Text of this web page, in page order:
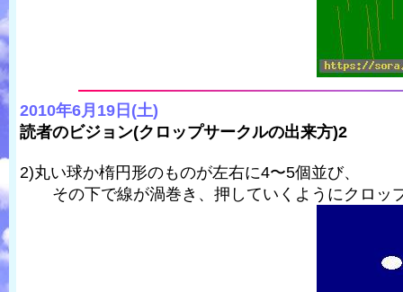
2010年6月19日(土)
読者のビジョン(クロップサークルの出来方)2
2)丸い球か楕円形のものが左右に4〜5個並び、
その下で線が渦巻き、押していくようにクロッ